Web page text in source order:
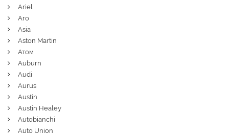
Ariel
Aro
Asia
Aston Martin
Атом
Auburn
Audi
Aurus
Austin
Austin Healey
Autobianchi
Auto Union